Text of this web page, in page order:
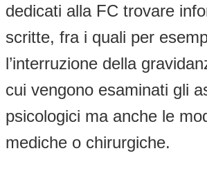
dedicati alla FC trovare
scritte, fra i quali per
l’interruzione della
cui vengono esaminati gli
psicologici ma anche le
mediche o chirurgiche.